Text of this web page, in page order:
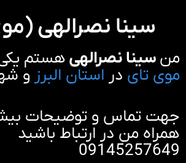
سینا نصرالهی
من سینا نصرالهی هستم یکی
موی تای در استان البرز و
جهت تماس و توضیحات
همراه من در ارتباط باشید
09145257649